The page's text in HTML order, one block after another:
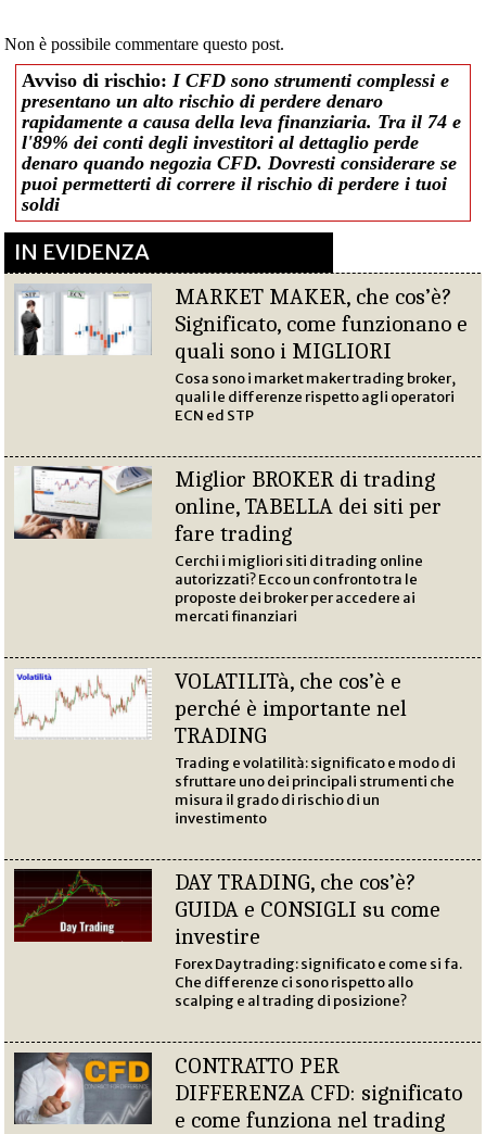
Non è possibile commentare questo post.
Avviso di rischio: I CFD sono strumenti complessi e
presentano un alto rischio di perdere denaro
rapidamente a causa della leva finanziaria. Tra il 74 e
l'89% dei conti degli investitori al dettaglio perde
denaro quando negozia CFD. Dovresti considerare se
puoi permetterti di correre il rischio di perdere i tuoi
soldi
IN EVIDENZA
MARKET MAKER, che cos’è?
Significato, come funzionano e
quali sono i MIGLIORI
Cosa sono i market maker trading broker,
quali le differenze rispetto agli operatori
ECN ed STP
Miglior BROKER di trading
online, TABELLA dei siti per
fare trading
Cerchi i migliori siti di trading online
autorizzati? Ecco un confronto tra le
proposte dei broker per accedere ai
mercati finanziari
VOLATILITà, che cos’è e
perché è importante nel
TRADING
Trading e volatilità: significato e modo di
sfruttare uno dei principali strumenti che
misura il grado di rischio di un
investimento
DAY TRADING, che cos’è?
GUIDA e CONSIGLI su come
investire
Forex Day trading: significato e come si fa.
Che differenze ci sono rispetto allo
scalping e al trading di posizione?
CONTRATTO PER
DIFFERENZA CFD: significato
e come funziona nel trading